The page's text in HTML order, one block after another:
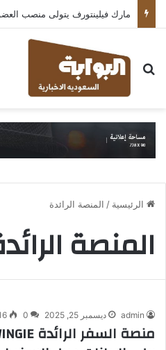
بحث عن
الرئيسية / المنصة الرائدة
المنصة
admin ديسمبر 25, 2025 0